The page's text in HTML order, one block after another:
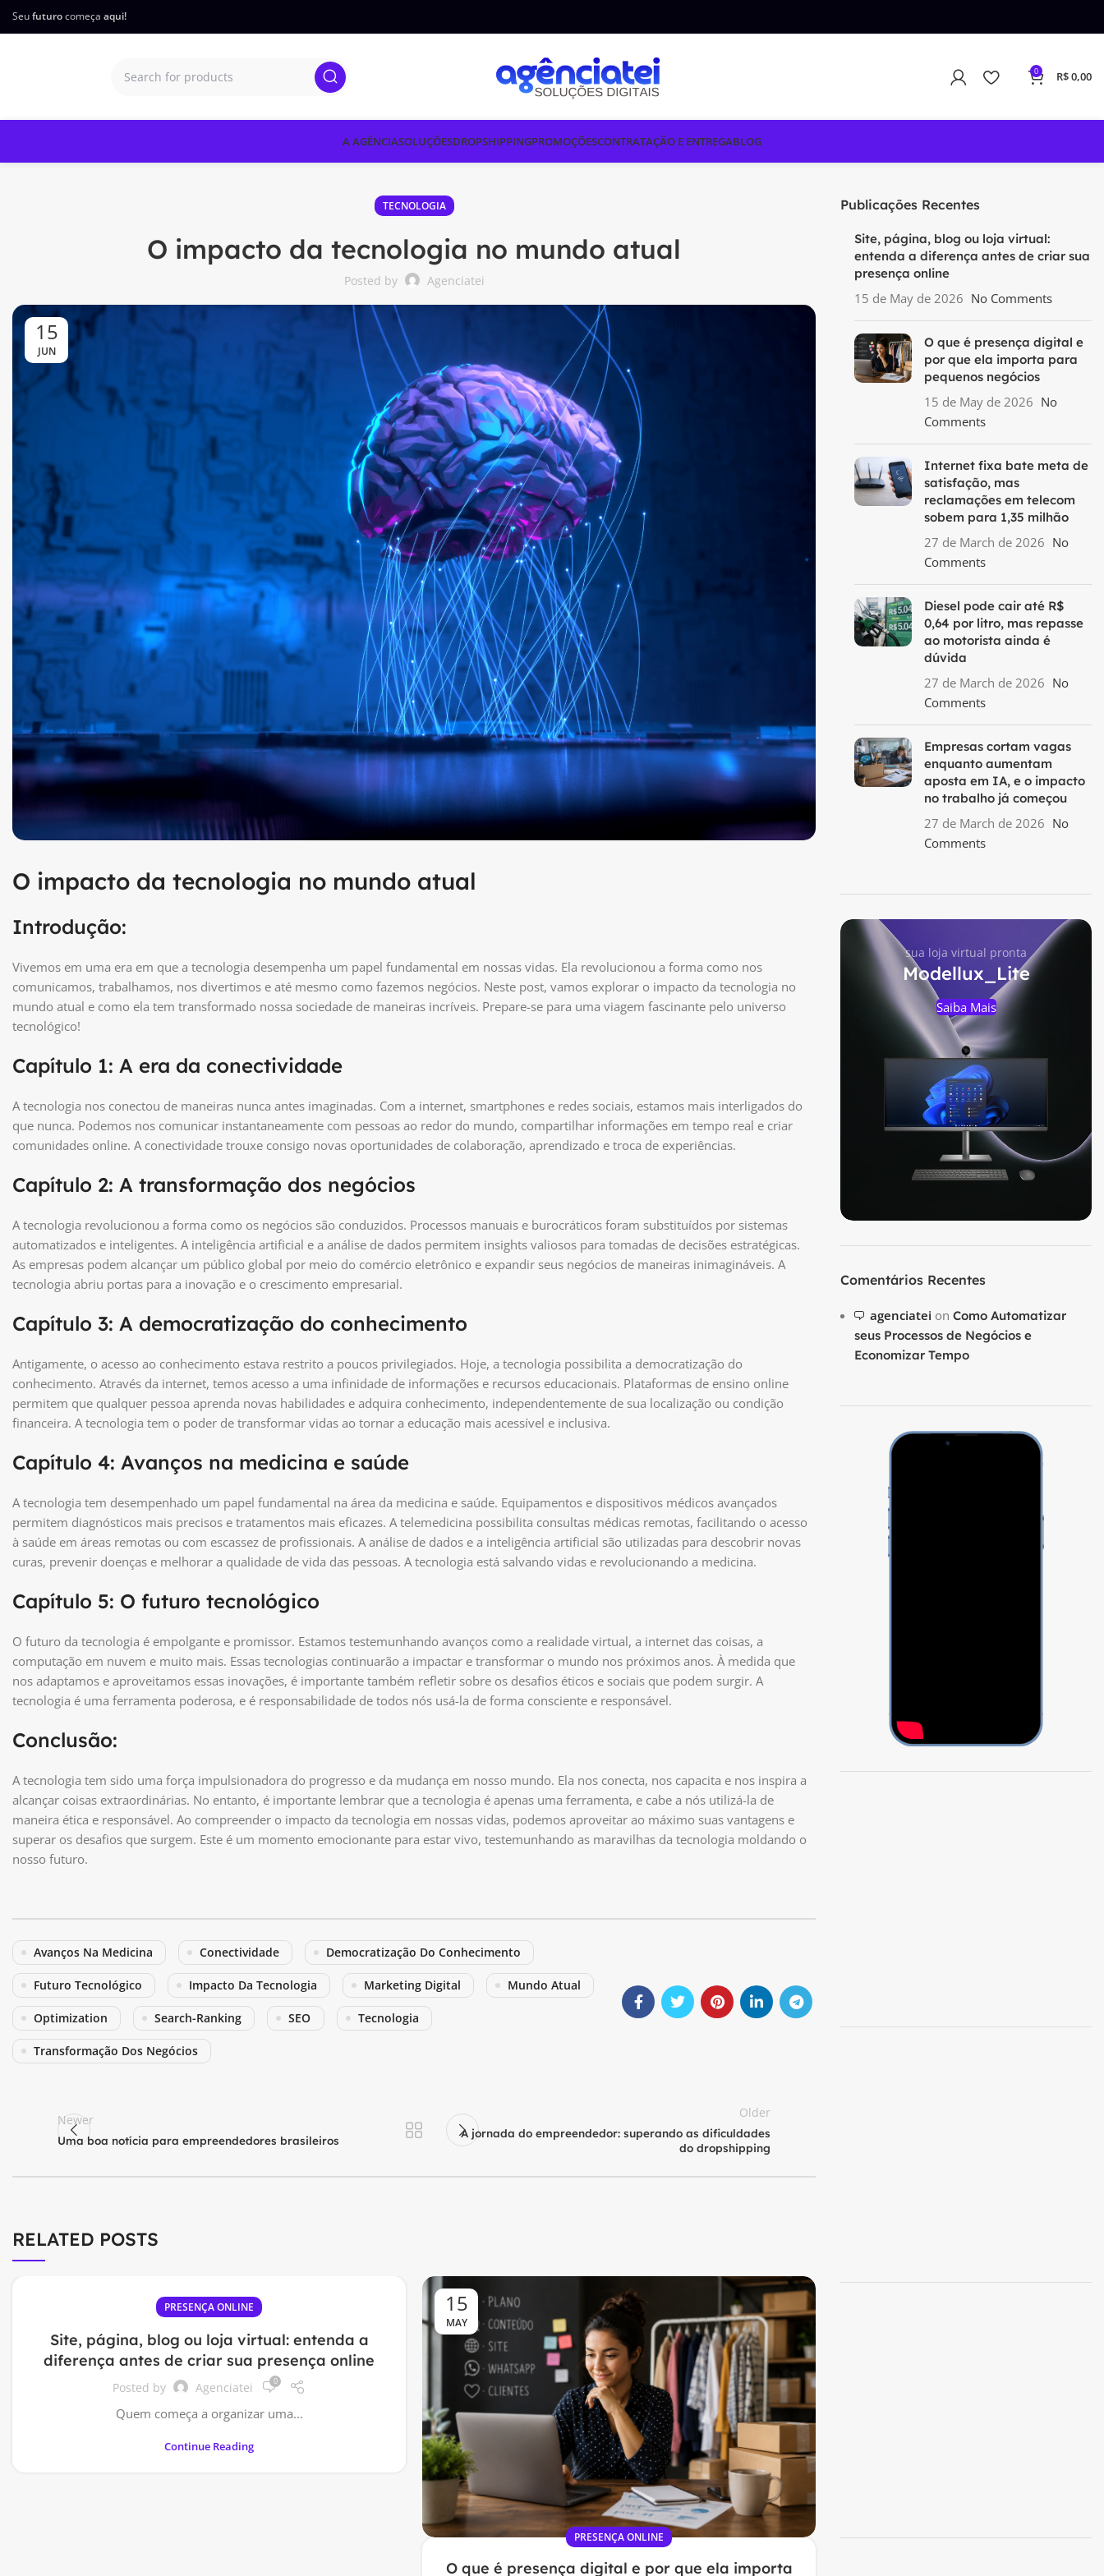
Seufuturocomeça aqui!
0 R$0,00
A AGÊNCIASOLUÇÕESDROPSHIPPINGPROMOÇÕESCONTRATAÇÃO E ENTREGABLOG
TECNOLOGIA
O impacto da tecnologia no mundo atual
Posted by Agenciatei
15
JUN
O impacto da tecnologia no mundo atual
Introdução:
Vivemos em uma era em que a tecnologia desempenha um papel fundamental em nossas vidas. Ela revolucionou a forma como nos
comunicamos, trabalhamos, nos divertimos e até mesmo como fazemos negócios. Neste post, vamos explorar o impacto da tecnologia no
mundo atual e como ela tem transformado nossa sociedade de maneiras incríveis. Prepare-se para uma viagem fascinante pelo universo
tecnológico!
Capítulo 1: A era da conectividade
A tecnologia nos conectou de maneiras nunca antes imaginadas. Com a internet, smartphones e redes sociais, estamos mais interligados do
que nunca. Podemos nos comunicar instantaneamente com pessoas ao redor do mundo, compartilhar informações em tempo real e criar
comunidades online. A conectividade trouxe consigo novas oportunidades de colaboração, aprendizado e troca de experiências.
Capítulo 2: A transformação dos negócios
A tecnologia revolucionou a forma como os negócios são conduzidos. Processos manuais e burocráticos foram substituídos por sistemas
automatizados e inteligentes. A inteligência artificial e a análise de dados permitem insights valiosos para tomadas de decisões estratégicas.
As empresas podem alcançar um público global por meio do comércio eletrônico e expandir seus negócios de maneiras inimagináveis. A
tecnologia abriu portas para a inovação e o crescimento empresarial.
Capítulo 3: A democratização do conhecimento
Antigamente, o acesso ao conhecimento estava restrito a poucos privilegiados. Hoje, a tecnologia possibilita a democratização do
conhecimento. Através da internet, temos acesso a uma infinidade de informações e recursos educacionais. Plataformas de ensino online
permitem que qualquer pessoa aprenda novas habilidades e adquira conhecimento, independentemente de sua localização ou condição
financeira. A tecnologia tem o poder de transformar vidas ao tornar a educação mais acessível e inclusiva.
Capítulo 4: Avanços na medicina e saúde
A tecnologia tem desempenhado um papel fundamental na área da medicina e saúde. Equipamentos e dispositivos médicos avançados
permitem diagnósticos mais precisos e tratamentos mais eficazes. A telemedicina possibilita consultas médicas remotas, facilitando o acesso
à saúde em áreas remotas ou com escassez de profissionais. A análise de dados e a inteligência artificial são utilizadas para descobrir novas
curas, prevenir doenças e melhorar a qualidade de vida das pessoas. A tecnologia está salvando vidas e revolucionando a medicina.
Capítulo 5: O futuro tecnológico
O futuro da tecnologia é empolgante e promissor. Estamos testemunhando avanços como a realidade virtual, a internet das coisas, a
computação em nuvem e muito mais. Essas tecnologias continuarão a impactar e transformar o mundo nos próximos anos. À medida que
nos adaptamos e aproveitamos essas inovações, é importante também refletir sobre os desafios éticos e sociais que podem surgir. A
tecnologia é uma ferramenta poderosa, e é responsabilidade de todos nós usá-la de forma consciente e responsável.
Conclusão:
A tecnologia tem sido uma força impulsionadora do progresso e da mudança em nosso mundo. Ela nos conecta, nos capacita e nos inspira a
alcançar coisas extraordinárias. No entanto, é importante lembrar que a tecnologia é apenas uma ferramenta, e cabe a nós utilizá-la de
maneira ética e responsável. Ao compreender o impacto da tecnologia em nossas vidas, podemos aproveitar ao máximo suas vantagens e
superar os desafios que surgem. Este é um momento emocionante para estar vivo, testemunhando as maravilhas da tecnologia moldando o
nosso futuro.
Avanços Na Medicina Conectividade Democratização Do Conhecimento
Futuro Tecnológico Impacto Da Tecnologia Marketing Digital Mundo Atual
Optimization Search-Ranking SEO Tecnologia
Transformação Dos Negócios
Newer
Uma boa notícia para empreendedores brasileiros
Older
A jornada do empreendedor: superando as dificuldades
do dropshipping
RELATED POSTS
PRESENÇA ONLINE
Site, página, blog ou loja virtual: entenda a
diferença antes de criar sua presença online
Posted by Agenciatei 0
Quem começa a organizar uma...
Continue Reading
15
MAY
PRESENÇA ONLINE
O que é presença digital e por que ela importa
TECNOLOGIA
Publicações Recentes
Site, página, blog ou loja virtual:
entenda a diferença antes de criar sua
presença online
15 de May de 2026 No Comments
O que é presença digital e
por que ela importa para
pequenos negócios
15 de May de 2026 No
Comments
Internet fixa bate meta de
satisfação, mas
reclamações em telecom
sobem para 1,35 milhão
27 de March de 2026 No
Comments
Diesel pode cair até R$
0,64 por litro, mas repasse
ao motorista ainda é
dúvida
27 de March de 2026 No
Comments
Empresas cortam vagas
enquanto aumentam
aposta em IA, e o impacto
no trabalho já começou
27 de March de 2026 No
Comments
sua loja virtual pronta
Modellux_Lite
Saiba Mais
Comentários Recentes
agenciatei on Como Automatizar
seus Processos de Negócios e
Economizar Tempo